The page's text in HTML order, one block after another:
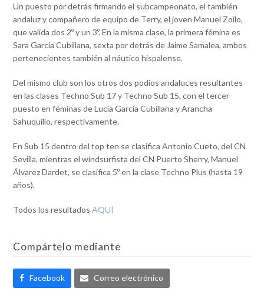
Un puesto por detrás firmando el subcampeonato, el también
andaluz y compañero de equipo de Terry, el joven Manuel Zoilo,
que valida dos 2º y un 3º. En la misma clase, la primera fémina es
Sara García Cubillana, sexta por detrás de Jaime Samalea, ambos
pertenecientes también al náutico hispalense.
Del mismo club son los otros dos podios andaluces resultantes
en las clases Techno Sub 17 y Techno Sub 15, con el tercer
puesto en féminas de Lucía García Cubillana y Arancha
Sahuquillo, respectivamente.
En Sub 15 dentro del top ten se clasifica Antonio Cueto, del CN
Sevilla, mientras el windsurfista del CN Puerto Sherry, Manuel
Álvarez Dardet, se clasifica 5º en la clase Techno Plus (hasta 19
años).
Todos los resultadosAQUÍ
Compártelo mediante
Facebook Correo electrónico